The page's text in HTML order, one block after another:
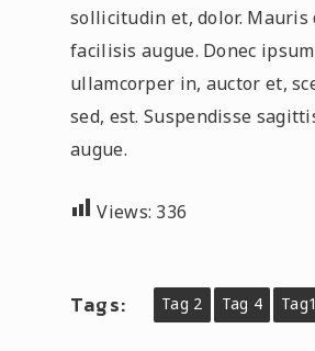
sollicitudin et, dolor. Mauris
facilisis augue. Donec
ullamcorper in, auctor et,
sed, est. Suspendisse
augue.
Views: 336
Tags: Tag 2 Tag 4 Tag1